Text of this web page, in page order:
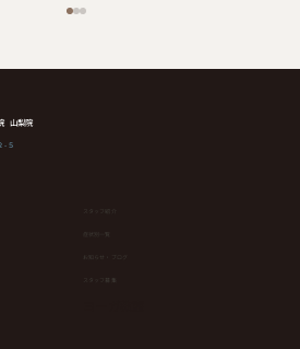
ダイエットにも！簡単なの
やウオーキングより効果が
山梨院
-５
スタッフ紹介
症状別一覧
お知らせ・ブログ
スタッフ募集